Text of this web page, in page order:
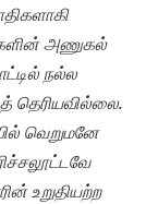
அணுகல்
நல்ல
தெரியவில்லை.
வெறுமனே
உறுதியற்ற